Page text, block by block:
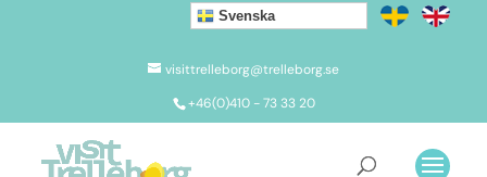
Svenska
visittrelleborg@trelleborg.se
+46(0)410 - 73 33 20